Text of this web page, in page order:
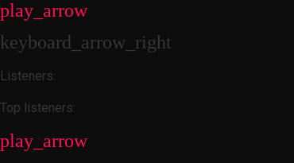
play_arrow
keyboard_arrow_right
Listeners:
Top listeners:
play_arrow